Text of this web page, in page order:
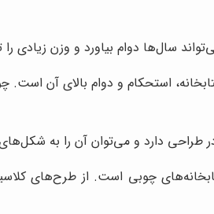
سال‌ها دوام بیاورد و وزن زیادی
استحکام و دوام بالای آن
طراحی دارد و می‌توان آن را به
چوبی است. از طرح‌های